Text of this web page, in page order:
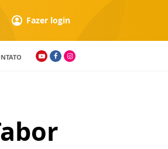
Fazer login